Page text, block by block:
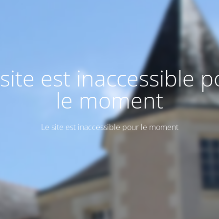
est inaccessible
le moment
Le site est inaccessible pour le moment